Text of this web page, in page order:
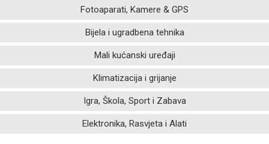
Fotoaparati, Kamere & GPS
Bijela i ugradbena tehnika
Mali kućanski uređaji
Klimatizacija i grijanje
Igra, Škola, Sport i Zabava
Elektronika, Rasvjeta i Alati